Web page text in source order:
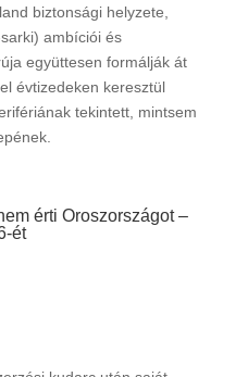
biztonsági helyzete,
ambíciói és
együttesen formálják át
évtizedeken keresztül
tekintett, mintsem
érti Oroszországot –
ét